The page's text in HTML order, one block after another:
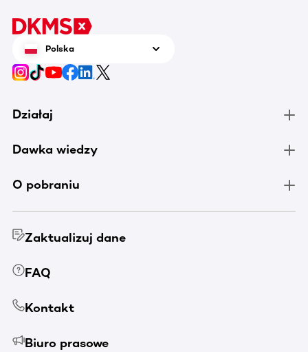
Polska
Działaj
Dawka wiedzy
O pobraniu
Zaktualizuj dane
FAQ
Kontakt
Biuro prasowe